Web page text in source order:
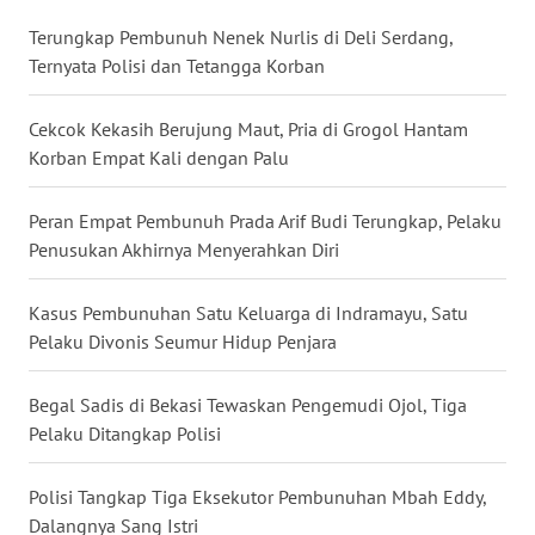
Terungkap Pembunuh Nenek Nurlis di Deli Serdang,
Ternyata Polisi dan Tetangga Korban
Cekcok Kekasih Berujung Maut, Pria di Grogol Hantam
Korban Empat Kali dengan Palu
Peran Empat Pembunuh Prada Arif Budi Terungkap, Pelaku
Penusukan Akhirnya Menyerahkan Diri
Kasus Pembunuhan Satu Keluarga di Indramayu, Satu
Pelaku Divonis Seumur Hidup Penjara
Begal Sadis di Bekasi Tewaskan Pengemudi Ojol, Tiga
Pelaku Ditangkap Polisi
Polisi Tangkap Tiga Eksekutor Pembunuhan Mbah Eddy,
Dalangnya Sang Istri
WN
NUSANTARA
WN
JOGJA
WN
JATIM
WN
BALI
WN
KALBAR
WN
KALTENG